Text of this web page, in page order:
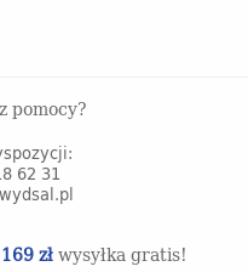
pomocy?
62 31
złwysyłka gratis!